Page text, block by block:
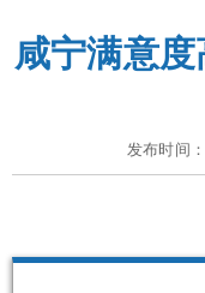
咸宁满意
发布时间